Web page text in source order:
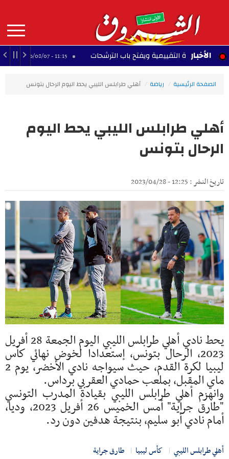
contenu
principal
MAIN
NAVIGATION الأخبار
التقييمية ويفتح باب الترشحات 11:15 - 2026/08/07 النادي
الصفحة الرئيسية رياضة أهلي طرابلس الليبي يحط اليوم الرحال بتونس
أهلي طرابلس الليبي يحط اليوم
الرحال بتونس
تاريخ النشر : 12:25 - 2023/04/28
يحط نادي أهلي طرابلس الليبي اليوم الجمعة 28 أفريل
2023، الرحال بتونس، إستعدادا لخوض نهائي كأس
ليبيا لكرة القدم، حيث سيواجه نادي الأخضر، يوم 2
ماي المقبل، بملعب حمادي العقربي برداس.
وانهزم أهلي طرابلس الليبي بقيادة المدرب التونسي
"طارق جراية" أمس الخميس 26 أفريل 2023، وديا،
أمام نادي أبو سليم، بنتيجة هدفين دون رد.
أهلي طرابلس الليبي كأس ليبيا طارق جراية